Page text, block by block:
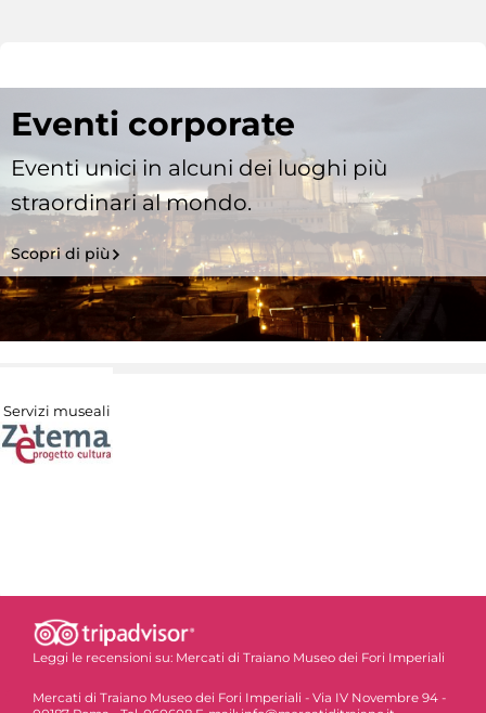
Eventi corporate
Eventi unici in alcuni dei luoghi più
straordinari al mondo.
Scopri di più
Servizi museali
Leggi le recensioni su: Mercati di Traiano Museo dei Fori Imperiali
Mercati di Traiano Museo dei Fori Imperiali - Via IV Novembre 94 -